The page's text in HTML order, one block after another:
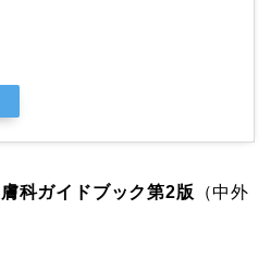
科ガイドブック第2版 （中外